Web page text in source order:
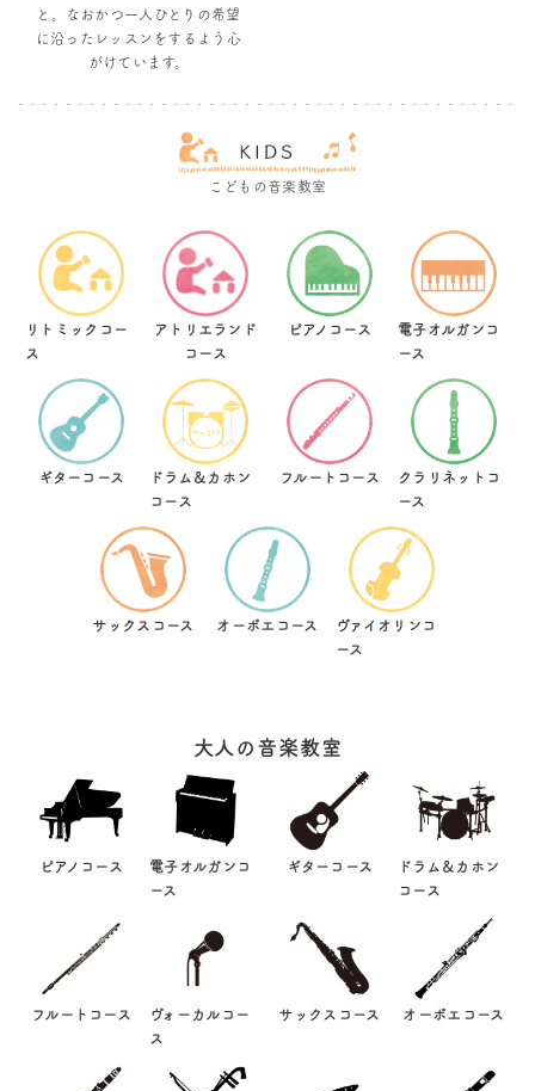
と。なおかつ一人ひとりの希望
に沿ったレッスンをするよう心
がけています。
こどもの音楽教室
リトミックコー
ス
アトリエランド
コース
ピアノコース
電子オルガンコ
ース
ギターコース
ドラム＆カホン
コース
フルートコース
クラリネットコ
ース
サックスコース オーボエコース
ヴァイオリンコ
ース
大人の音楽教室
ピアノコース
電子オルガンコ
ース
ギターコース
ドラム＆カホン
コース
フルートコース
ヴォーカルコー
ス
サックスコース オーボエコース